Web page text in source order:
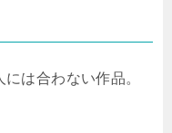
は合わない作品。